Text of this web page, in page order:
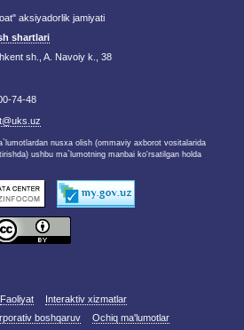
aksiyadorlik jamiyati
shartlari
sh., A. Navoiy k., 38
74-48
nusxa olish (ommaviy axborot vositalarida
ushbu ma`lumotning manbai ko'rsatilgan holda
Faoliyat
Interaktiv xizmatlar
boshqaruv
Ochiq ma'lumotlar